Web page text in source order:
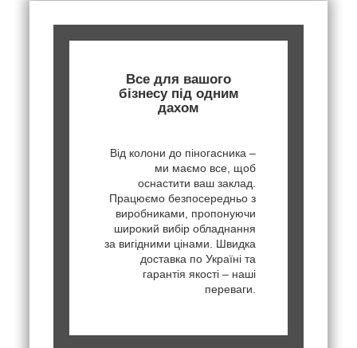
Все для вашого
бізнесу під одним
дахом
Від колони до піногасника –
ми маємо все, щоб
оснастити ваш заклад.
Працюємо безпосередньо з
виробниками, пропонуючи
широкий вибір обладнання
за вигідними цінами. Швидка
доставка по Україні та
гарантія якості – наші
переваги.